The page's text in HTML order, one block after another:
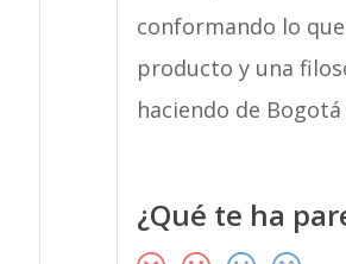
conformando lo
producto y una
haciendo de
¿Qué te ha